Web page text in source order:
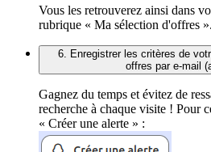
Vous les retrouverez ainsi dans
rubrique « Ma sélection d'offres ».
6. Enregistrer les critères de
offres par e-mail
Gagnez du temps et évitez de
recherche à chaque visite ! Pour
« Créer une alerte » :